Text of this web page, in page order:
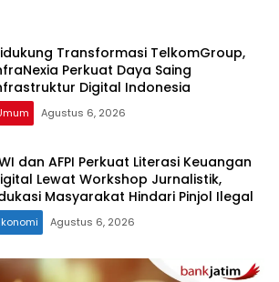
Transformasi TelkomGroup,
Perkuat Daya Saing
Digital Indonesia
Agustus 6, 2026
dan AFPI Perkuat Literasi Keuangan
Lewat Workshop Jurnalistik,
Masyarakat Hindari Pinjol Ilegal
Agustus 6, 2026